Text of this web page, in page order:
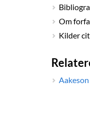
Om
Kilder